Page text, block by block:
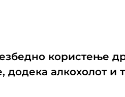
користење
додека алкохолот и